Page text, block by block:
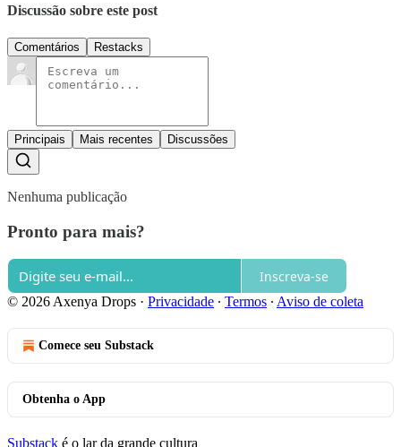
Discussão sobre este post
Comentários Restacks
Principais Mais recentes Discussões
Nenhuma publicação
Pronto para mais?
Inscreva-se
© 2026 Axenya Drops · Privacidade ∙ Termos ∙ Aviso de coleta
Comece seu Substack
Obtenha o App
Substack é o lar da grande cultura